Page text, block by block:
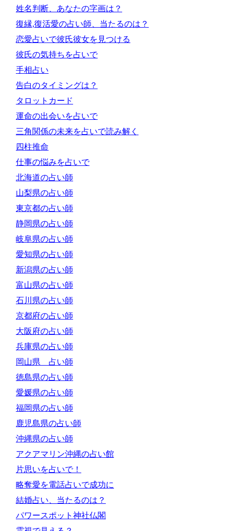
姓名判断、あなたの字画は？
復縁,復活愛の占い師、当たるのは？
恋愛占いで彼氏彼女を見つける
彼氏の気持ちを占いで
手相占い
告白のタイミングは？
タロットカード
運命の出会いを占いで
三角関係の未来を占いで読み解く
四柱推命
仕事の悩みを占いで
北海道の占い師
山梨県の占い師
東京都の占い師
静岡県の占い師
岐阜県の占い師
愛知県の占い師
新潟県の占い師
富山県の占い師
石川県の占い師
京都府の占い師
大阪府の占い師
兵庫県の占い師
岡山県 占い師
徳島県の占い師
愛媛県の占い師
福岡県の占い師
鹿児島県の占い師
沖縄県の占い師
アクアマリン沖縄の占い館
片思いを占いで！
略奪愛を電話占いで成功に
結婚占い、当たるのは？
パワースポット神社仏閣